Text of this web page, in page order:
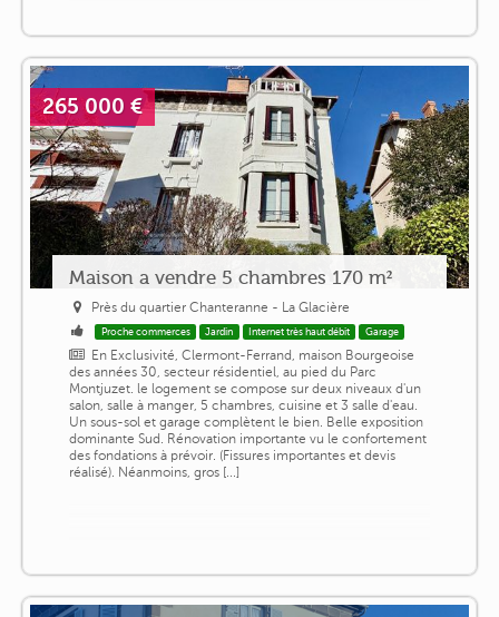
265 000 €
Maison a vendre 5 chambres 170 m²
Près du quartier Chanteranne - La Glacière
Proche commerces Jardin Internet très haut débit Garage
En Exclusivité, Clermont-Ferrand, maison Bourgeoise
des années 30, secteur résidentiel, au pied du Parc
Montjuzet. le logement se compose sur deux niveaux d'un
salon, salle à manger, 5 chambres, cuisine et 3 salle d'eau.
Un sous-sol et garage complètent le bien. Belle exposition
dominante Sud. Rénovation importante vu le confortement
des fondations à prévoir. (Fissures importantes et devis
réalisé). Néanmoins, gros [...]